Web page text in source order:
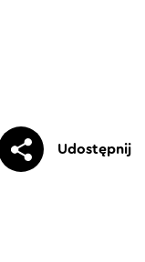
Udostępnij